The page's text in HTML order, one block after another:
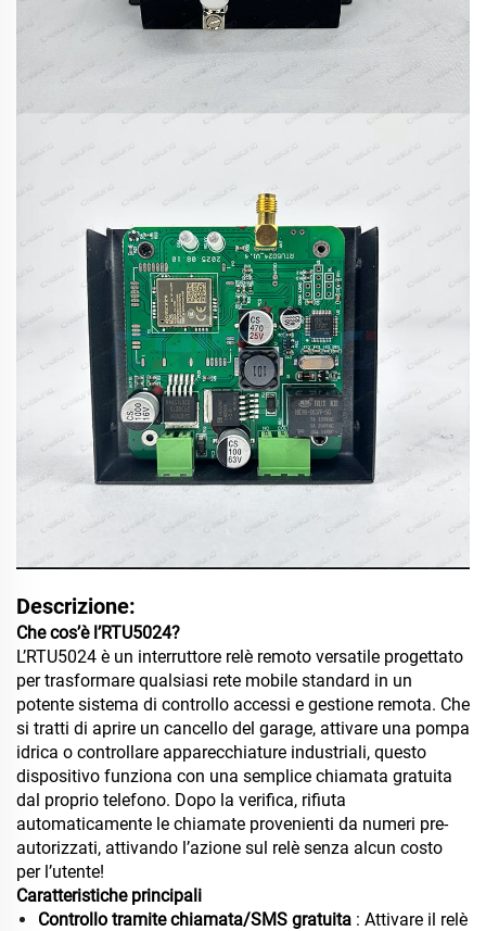
Descrizione:
Che cos’è l’RTU5024?
L’RTU5024 è un interruttore relè remoto versatile progettato
per trasformare qualsiasi rete mobile standard in un
potente sistema di controllo accessi e gestione remota. Che
si tratti di aprire un cancello del garage, attivare una pompa
idrica o controllare apparecchiature industriali, questo
dispositivo funziona con una semplice chiamata gratuita
dal proprio telefono. Dopo la verifica, rifiuta
automaticamente le chiamate provenienti da numeri pre-
autorizzati, attivando l’azione sul relè senza alcun costo
per l’utente!
Caratteristiche principali
Controllo tramite chiamata/SMS gratuita : Attivare il relè